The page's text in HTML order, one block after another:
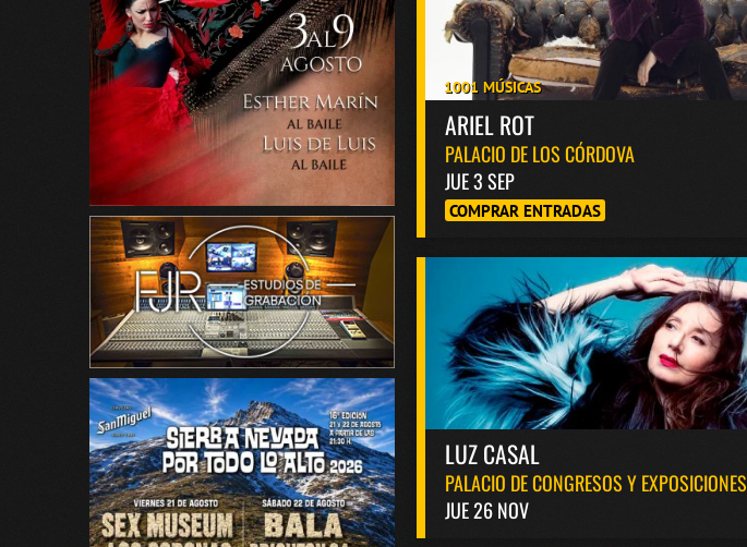
1001 MÚSICAS
ARIEL ROT
PALACIO DE LOS CÓRDOVA
JUE 3 SEP
COMPRAR ENTRADAS
LUZ CASAL
PALACIO DE CONGRESOS Y EXPOSICIONES
JUE 26 NOV